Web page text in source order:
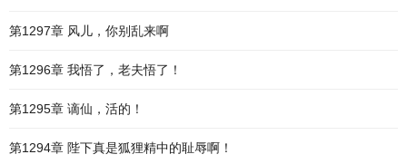
第1297章 风儿，你别乱来啊
第1296章 我悟了，老夫悟了！
第1295章 谪仙，活的！
第1294章 陛下真是狐狸精中的耻辱啊！